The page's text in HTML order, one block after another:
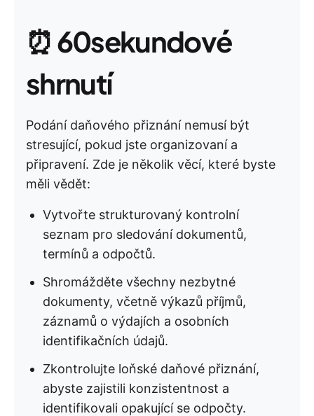
⏰60sekundové
shrnutí
Podání daňového přiznání nemusí být
stresující, pokud jste organizovaní a
připravení. Zde je několik věcí, které byste
měli vědět:
Vytvořte strukturovaný kontrolní
seznam pro sledování dokumentů,
termínů a odpočtů.
Shromážděte všechny nezbytné
dokumenty, včetně výkazů příjmů,
záznamů o výdajích a osobních
identifikačních údajů.
Zkontrolujte loňské daňové přiznání,
abyste zajistili konzistentnost a
identifikovali opakující se odpočty.